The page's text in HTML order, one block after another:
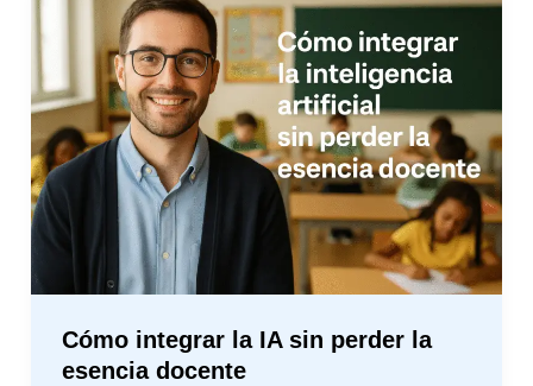
Cómo integrar la IA sin perder la
esencia docente
integrar
IA
sin
perder
la
esencia
docente